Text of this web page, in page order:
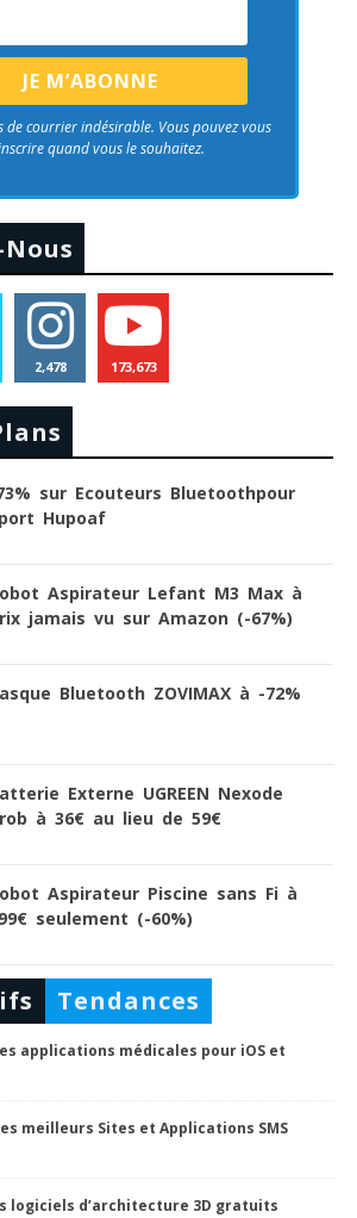
de courrier indésirable. Vous pouvez vous
quand vous le souhaitez.
2,478 173,673
sur Ecouteurs Bluetoothpour
Hupoaf
Aspirateur Lefant M3 Max à
jamais vu sur Amazon (-67%)
Bluetooth ZOVIMAX à -72%
Externe UGREEN Nexode
à 36€ au lieu de 59€
Aspirateur Piscine sans Fi à
seulement (-60%)
Tendances
applications médicales pour iOS et
meilleurs Sites et Applications SMS
logiciels d’architecture 3D gratuits